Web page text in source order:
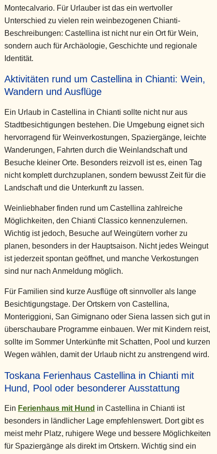
Montecalvario. Für Urlauber ist das ein wertvoller
Unterschied zu vielen rein weinbezogenen Chianti-
Beschreibungen: Castellina ist nicht nur ein Ort für Wein,
sondern auch für Archäologie, Geschichte und regionale
Identität.
Aktivitäten rund um Castellina in Chianti: Wein,
Wandern und Ausflüge
Ein Urlaub in Castellina in Chianti sollte nicht nur aus
Stadtbesichtigungen bestehen. Die Umgebung eignet sich
hervorragend für Weinverkostungen, Spaziergänge, leichte
Wanderungen, Fahrten durch die Weinlandschaft und
Besuche kleiner Orte. Besonders reizvoll ist es, einen Tag
nicht komplett durchzuplanen, sondern bewusst Zeit für die
Landschaft und die Unterkunft zu lassen.
Weinliebhaber finden rund um Castellina zahlreiche
Möglichkeiten, den Chianti Classico kennenzulernen.
Wichtig ist jedoch, Besuche auf Weingütern vorher zu
planen, besonders in der Hauptsaison. Nicht jedes Weingut
ist jederzeit spontan geöffnet, und manche Verkostungen
sind nur nach Anmeldung möglich.
Für Familien sind kurze Ausflüge oft sinnvoller als lange
Besichtigungstage. Der Ortskern von Castellina,
Monteriggioni, San Gimignano oder Siena lassen sich gut in
überschaubare Programme einbauen. Wer mit Kindern reist,
sollte im Sommer Unterkünfte mit Schatten, Pool und kurzen
Wegen wählen, damit der Urlaub nicht zu anstrengend wird.
Toskana Ferienhaus Castellina in Chianti mit
Hund, Pool oder besonderer Ausstattung
Ein Ferienhaus mit Hund in Castellina in Chianti ist
besonders in ländlicher Lage empfehlenswert. Dort gibt es
meist mehr Platz, ruhigere Wege und bessere Möglichkeiten
für Spaziergänge als direkt im Ortskern. Wichtig sind ein